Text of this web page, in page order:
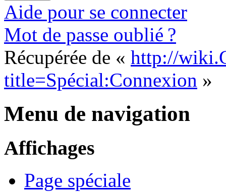
Aide pour se connecter
Mot de passe oublié ?
Récupérée de « http://
title=Spécial:Connexion »
Menu de navigation
Affichages
Page spéciale